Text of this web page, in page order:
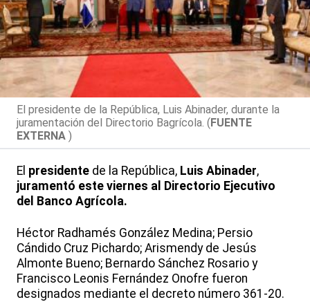
El presidente de la República, Luis Abinader, durante la
juramentación del Directorio Bagrícola. (FUENTE
EXTERNA )
El presidente de la República, Luis Abinader,
juramentó este viernes al Directorio Ejecutivo
del Banco Agrícola.
Héctor Radhamés González Medina; Persio
Cándido Cruz Pichardo; Arismendy de Jesús
Almonte Bueno; Bernardo Sánchez Rosario y
Francisco Leonis Fernández Onofre fueron
designados mediante el decreto número 361-20.